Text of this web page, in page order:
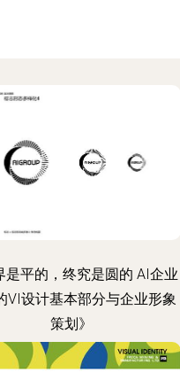
是平的，终究是圆的 AI企业
VI设计基本部分与企业形象
策划》